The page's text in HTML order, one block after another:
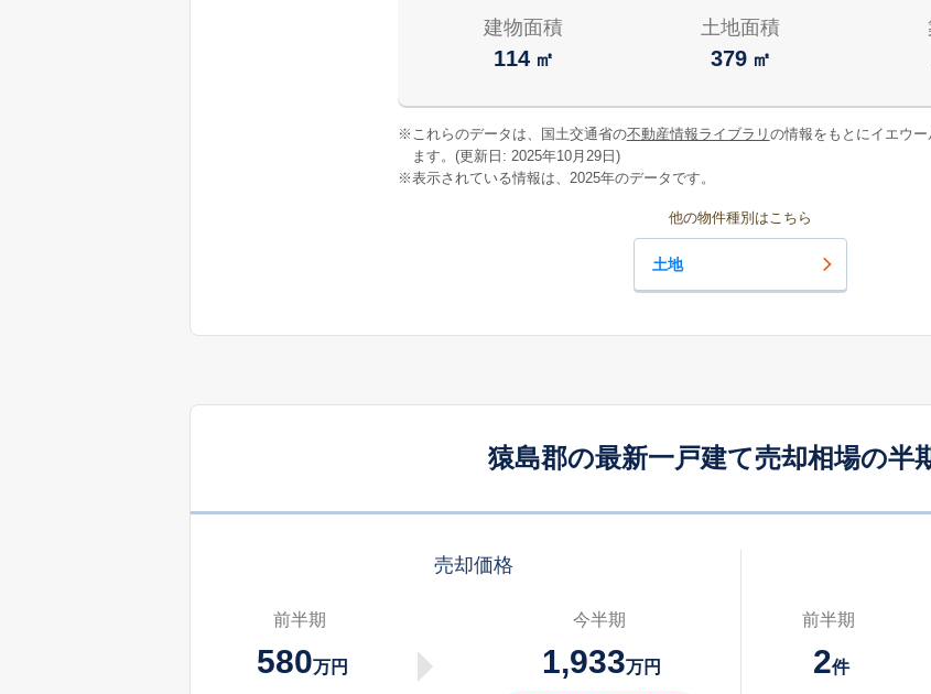
建物面積
114 ㎡
土地面積
379 ㎡
※ これらのデータは、国土交通省の不動産情報ライブラリ の情報をもとにイエウ
ます。(更新日: 2025年10月29日)
※表示されている情報は、2025年のデータです。
他の物件種別はこちら
土地
猿島郡の最新一戸建て売却相場の半
売却価格
前半期
580万円
今半期
1,933万円
前半期
2件